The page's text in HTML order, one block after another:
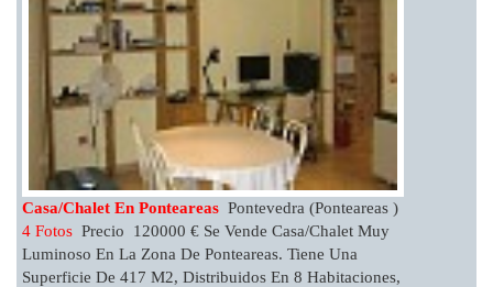
Casa/chalet En Ponteareas Pontevedra (Ponteareas )
4 Fotos Precio 120000 € Se Vende Casa/chalet Muy
Luminoso En La Zona De Ponteareas. Tiene Una
Superficie De 417 M2, Distribuidos En 8 Habitaciones,